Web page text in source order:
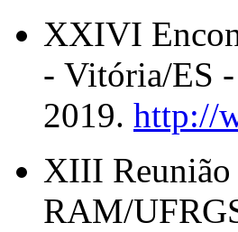
XXIVI
- Vitória/ES -
2019. http://
XIII Reunião
RAM/